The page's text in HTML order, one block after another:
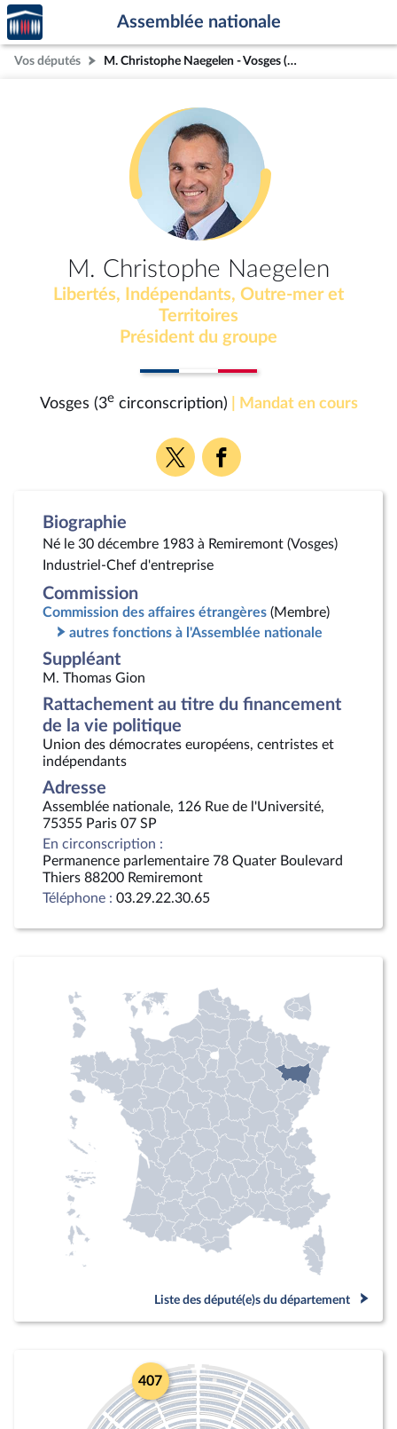
Aller au contenu
Aller en bas de la page
Accèder
à la
page
d'accueil
Assemblée nationale
Vos députés M. Christophe Naegelen - Vosges (3e circonscription)
M. Christophe Naegelen
Libertés, Indépendants, Outre-mer et
Territoires
Président du groupe
Vosges (3ecirconscription) | Mandat en cours
Voir
la
Voir
la
Biographie
Né le 30 décembre 1983 à Remiremont (Vosges)
Industriel-Chef d'entreprise
Commission
Commission des affaires étrangères (Membre)
autres fonctions à l'Assemblée nationale
Suppléant
M. Thomas Gion
Rattachement au titre du financement
de la vie politique
Union des démocrates européens, centristes et
indépendants
Adresse
Assemblée nationale, 126 Rue de l'Université,
75355 Paris 07 SP
En circonscription :
Permanence parlementaire 78 Quater Boulevard
Thiers 88200 Remiremont
Téléphone : 03.29.22.30.65
Liste des député(e)s du département
407